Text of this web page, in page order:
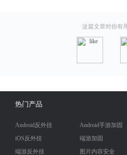
这篇文章对你有
热门产品
Android反外挂
iOS反外挂
端游反外挂
Android手游加固
端游加固
图片内容安全